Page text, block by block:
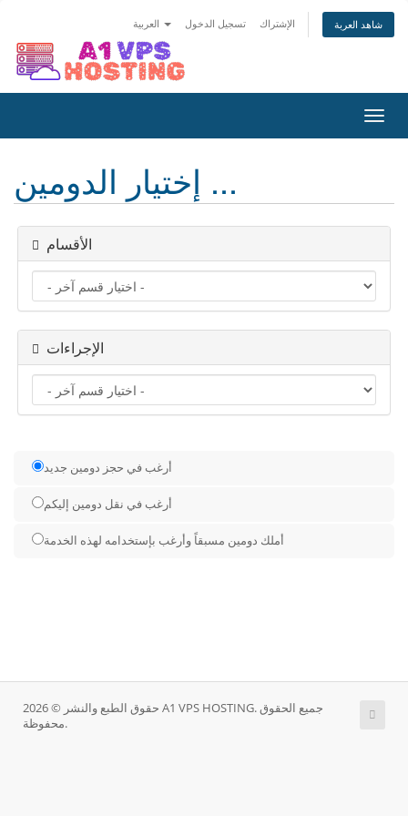
تسجيل الدخول الإشتراك شاهد العربة
تبديل
التنقل
إختيار الدومين ...
الأقسام
الإجراءات
أرغب في حجز دومين جديد
أرغب في نقل دومين إليكم
أملك دومين مسبقاً وأرغب بإستخدامه لهذه الخدمة
حقوق الطبع والنشر © 2026 A1 VPS HOSTING. جميع الحقوق
محفوظة.